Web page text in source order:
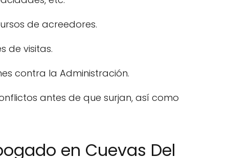
de acreedores.
de visitas.
contra la Administración.
antes de que surjan, así como
en Cuevas Del